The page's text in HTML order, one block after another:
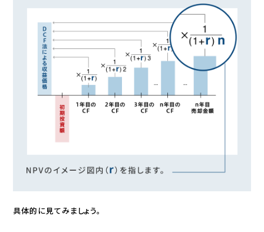
具体的に見てみましょう。